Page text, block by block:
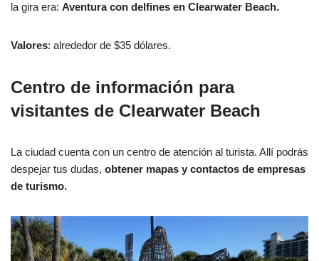
la gira era: Aventura con delfines en Clearwater Beach.
Valores: alrededor de $35 dólares.
Centro de información para
visitantes de Clearwater Beach
La ciudad cuenta con un centro de atención al turista. Allí podrás
despejar tus dudas, obtener mapas y contactos de empresas
de turismo.